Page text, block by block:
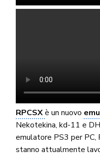
RPCSXè un nuovo
Nekotekina, kd-11 e
emulatore PS3 per PC,
stanno attualmente